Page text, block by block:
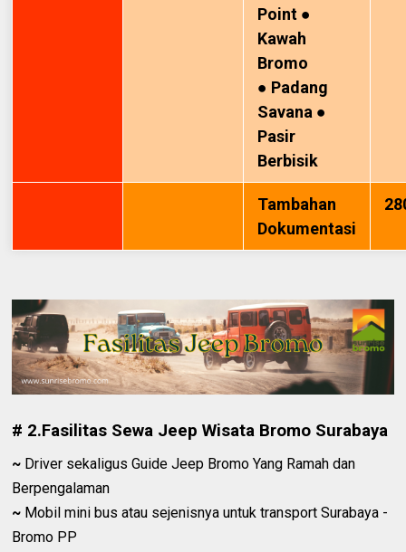
Point ●
Kawah
Bromo
● Padang
Savana ●
Pasir
Berbisik
Tambahan
Dokumentasi
# 2.Fasilitas Sewa Jeep Wisata Bromo Surabaya
~ Driver sekaligus Guide Jeep Bromo Yang Ramah dan
Berpengalaman
~ Mobil mini bus atau sejenisnya untuk transport Surabaya -
Bromo PP